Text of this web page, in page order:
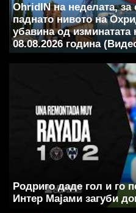
OhridIN на неделата, за
паднато нивото на
убавина од изминатата
08.08.2026 година
Родриго даде гол и го
Интер Мајами загуби